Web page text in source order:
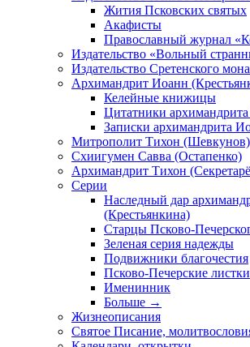
Жития Псковских святых
Акафисты
Православный журнал
Издательство «Вольный
Издательство Сретенского
Архимандрит Иоанн
Келейные книжицы
Цитатники
Записки архимандрита
Митрополит Тихон (Шевкунов)
Схиигумен Савва (Остапенко)
Архимандрит Тихон
Серии
Наследный дар
(Крестьянкина)
Старцы Псково-
Зеленая серия надежды
Подвижники благочестия
Псково-Печерские листки
Именинник
Больше →
Жизнеописания
Святое Писание,